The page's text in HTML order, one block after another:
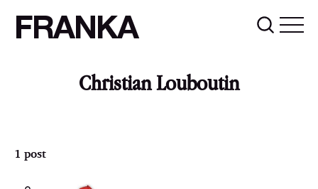
FRANKA
Christian Louboutin
1 post